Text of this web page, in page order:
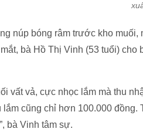
núp bóng râm trước kho muối,
bà Hồ Thị Vinh (53 tuổi)
vất vả, cực nhọc lắm mà thu
lắm cũng chỉ hơn 100.000 đồng.
bà Vinh tâm sự.